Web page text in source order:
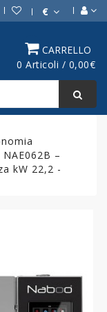
€
CARRELLO
0 Articoli / 0,00€
–
kW 22,2 -